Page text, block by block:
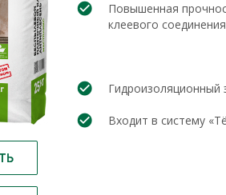
Повышенная
клеевого
Гидроизоляционный
Входит в систему